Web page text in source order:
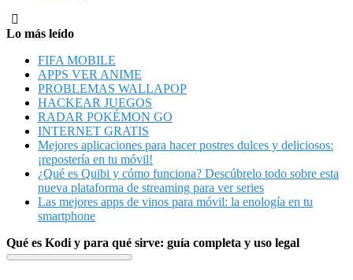
Lo más leído
FIFA MOBILE
APPS VER ANIME
PROBLEMAS WALLAPOP
HACKEAR JUEGOS
RADAR POKÉMON GO
INTERNET GRATIS
Mejores aplicaciones para hacer postres dulces y deliciosos:
¡repostería en tu móvil!
¿Qué es Quibi y cómo funciona? Descúbrelo todo sobre esta
nueva plataforma de streaming para ver series
Las mejores apps de vinos para móvil: la enología en tu
smartphone
Qué es Kodi y para qué sirve: guía completa y uso legal